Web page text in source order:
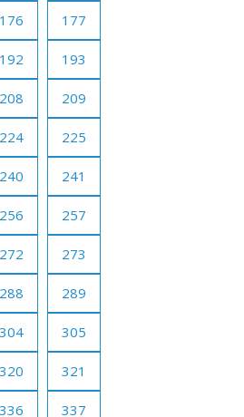
176 177
192 193
208 209
224 225
240 241
256 257
272 273
288 289
304 305
320 321
336 337